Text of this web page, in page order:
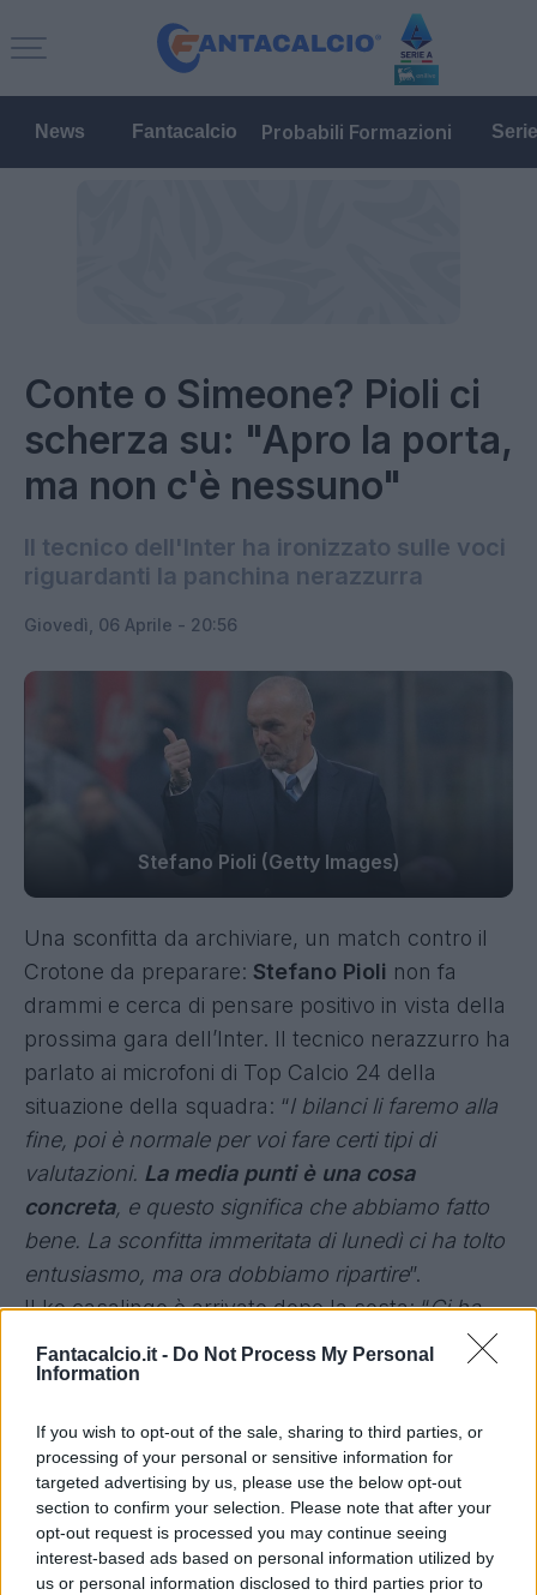
Fantacalcio.it - Do Not Process My Personal
Information
If you wish to opt-out of the sale, sharing to third parties, or
processing of your personal or sensitive information for
targeted advertising by us, please use the below opt-out
section to confirm your selection. Please note that after your
opt-out request is processed you may continue seeing
interest-based ads based on personal information utilized by
us or personal information disclosed to third parties prior to
News Fantacalcio Probabili Formazioni
Conte o Simeone? Pioli ci
scherza su: "Apro la porta,
ma non c'è nessuno"
Il tecnico dell'Inter ha ironizzato sulle voci
riguardanti la panchina nerazzurra
Giovedì, 06 Aprile - 20:56
Stefano Pioli (Getty Images)
Una sconfitta da archiviare, un match contro il
Crotone da preparare: Stefano Pioli non fa
drammi e cerca di pensare positivo in vista della
prossima gara dell’Inter. Il tecnico nerazzurro ha
parlato ai microfoni di Top Calcio 24 della
situazione della squadra: “I bilanci li faremo alla
fine, poi è normale per voi fare certi tipi di
valutazioni. La media punti è una cosa
concreta, e questo significa che abbiamo fatto
bene. La sconfitta immeritata di lunedì ci ha tolto
entusiasmo, ma ora dobbiamo ripartire”.
Il ko casalingo è arrivato dopo la sosta: “Ci ha
tolto qualcosina. Dal punto di vista mentale non
siamo stati sul pezzo per 95’, cosa che ci era
mancato Gagliardini, uscito per infortunio: “È un
giocatore solido, ma senza nulla togliere a
Robertoavevamo fatto bene con Kondogbia e
Brozovicprima del suo arrivo. Rivedendo la
partita abbiamo avuto una reazione sbagliata,